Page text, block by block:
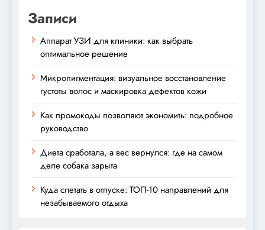
Записи
Аппарат УЗИ для клиники: как выбрать
оптимальное решение
Микропигментация: визуальное восстановление
густоты волос и маскировка дефектов кожи
Как промокоды позволяют экономить: подробное
руководство
Диета сработала, а вес вернулся: где на самом
деле собака зарыта
Куда слетать в отпуске: ТОП-10 направлений для
незабываемого отдыха